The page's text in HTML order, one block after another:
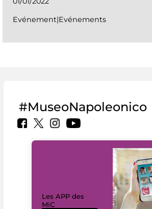
Evénement|Evénements
#MuseoNapoleonico
Les APP des
MiC